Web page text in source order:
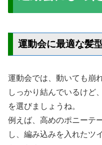
運動会に最適な髪
運動会では、動いても崩
しっかり結んでいるけど
を選びましょうね。
例えば、高めのポニーテ
し、編み込みを入れたツ